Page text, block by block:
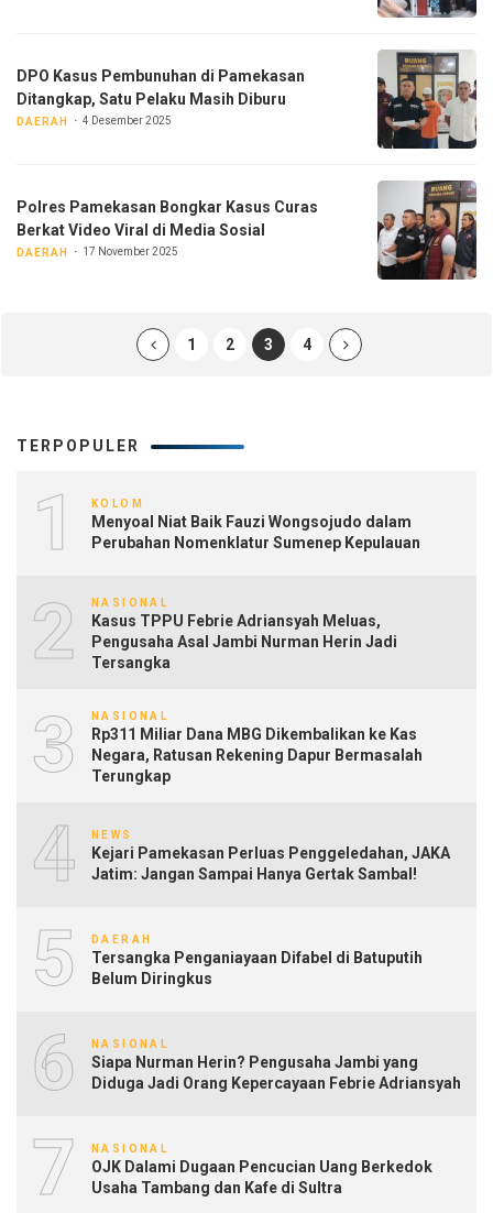
DPO Kasus Pembunuhan di Pamekasan
Ditangkap, Satu Pelaku Masih Diburu
DAERAH 4 Desember 2025
Polres Pamekasan Bongkar Kasus Curas
Berkat Video Viral di Media Sosial
DAERAH 17 November 2025
1 2 3 4
TERPOPULER
1 KOLOM
Menyoal Niat Baik Fauzi Wongsojudo dalam
Perubahan Nomenklatur Sumenep Kepulauan
2 NASIONAL
Kasus TPPU Febrie Adriansyah Meluas,
Pengusaha Asal Jambi Nurman Herin Jadi
Tersangka
3 NASIONAL
Rp311 Miliar Dana MBG Dikembalikan ke Kas
Negara, Ratusan Rekening Dapur Bermasalah
Terungkap
4 NEWS
Kejari Pamekasan Perluas Penggeledahan, JAKA
Jatim: Jangan Sampai Hanya Gertak Sambal!
5 DAERAH
Tersangka Penganiayaan Difabel di Batuputih
Belum Diringkus
6 NASIONAL
Siapa Nurman Herin? Pengusaha Jambi yang
Diduga Jadi Orang Kepercayaan Febrie Adriansyah
7 NASIONAL
OJK Dalami Dugaan Pencucian Uang Berkedok
Usaha Tambang dan Kafe di Sultra